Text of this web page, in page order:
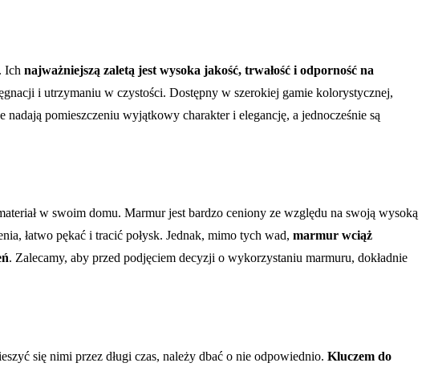
Ich najważniejszą zaletą jest wysoka jakość, trwałość i odporność na
i utrzymaniu w czystości. Dostępny w szerokiej gamie kolorystycznej,
pomieszczeniu wyjątkowy charakter i elegancję, a jednocześnie są
w swoim domu. Marmur jest bardzo ceniony ze względu na swoją wysoką
łatwo pękać i tracić połysk. Jednak, mimo tych wad, marmur wciąż
. Zalecamy, aby przed podjęciem decyzji o wykorzystaniu marmuru, dokładnie
się nimi przez długi czas, należy dbać o nie odpowiednio. Kluczem do